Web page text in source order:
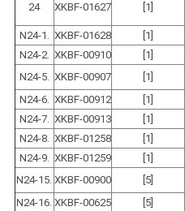
24 XKBF-01627 [1]
N24-1. XKBF-01628 [1]
N24-2. XKBF-00910 [1]
N24-5. XKBF-00907 [1]
N24-6. XKBF-00912 [1]
N24-7. XKBF-00913 [1]
N24-8. XKBF-01258 [1]
N24-9. XKBF-01259 [1]
N24-15. XKBF-00900 [5]
N24-16. XKBF-00625 [5]